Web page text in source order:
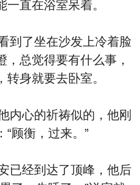
直在浴室呆着。
到了坐在沙发上冷着脸
总觉得要有什么事，
身就要去卧室。
心的祈祷似的，他刚
“顾衡，过来。”
已经到达了顶峰，他后